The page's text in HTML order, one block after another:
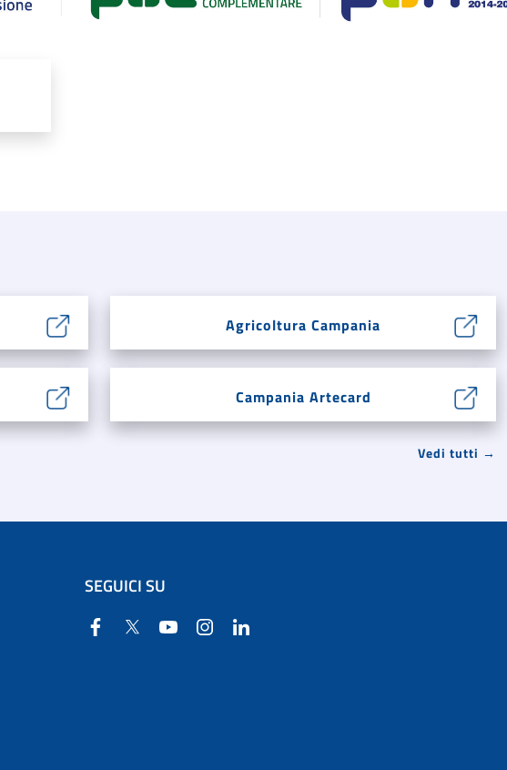
Agricoltura Campania
Campania Artecard
Vedi tutti →
SEGUICI SU
Facebook
Twitter YouTube Instagram